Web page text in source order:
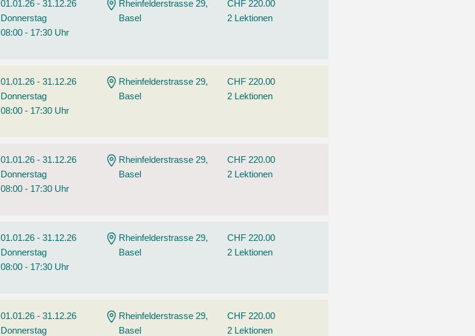
01.01.26 - 31.12.26
Donnerstag
08:00 - 17:30 Uhr
Rheinfelderstrasse 29,
Basel
CHF 220.00
2 Lektionen
01.01.26 - 31.12.26
Donnerstag
08:00 - 17:30 Uhr
Rheinfelderstrasse 29,
Basel
CHF 220.00
2 Lektionen
01.01.26 - 31.12.26
Donnerstag
08:00 - 17:30 Uhr
Rheinfelderstrasse 29,
Basel
CHF 220.00
2 Lektionen
01.01.26 - 31.12.26
Donnerstag
08:00 - 17:30 Uhr
Rheinfelderstrasse 29,
Basel
CHF 220.00
2 Lektionen
01.01.26 - 31.12.26
Donnerstag
Rheinfelderstrasse 29,
Basel
CHF 220.00
2 Lektionen